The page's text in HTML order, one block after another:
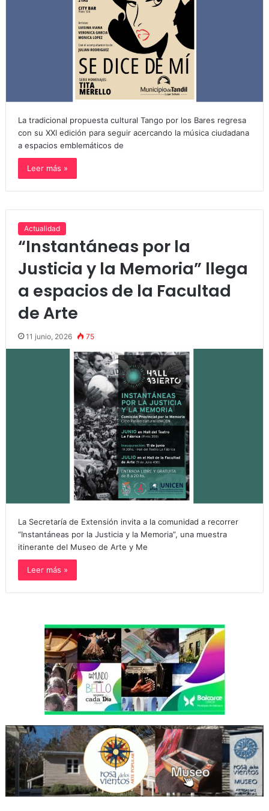
La tradicional propuesta cultural Tango por los Bares regresa
con su XXI edición para seguir acercando la música ciudadana
a espacios emblemáticos de
Leer más »
Actualidad
“Instantáneas por la
Justicia y la Memoria” llega
a espacios de la Facultad
de Arte
11 junio, 2026 75
La Secretaría de Extensión invita a la comunidad a recorrer
“Instantáneas por la Justicia y la Memoria”, una muestra
itinerante del Museo de Arte y Me
Leer más »